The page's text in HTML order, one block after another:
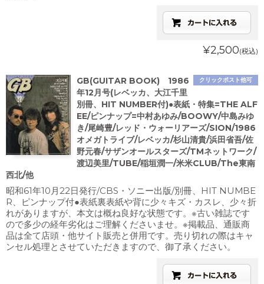
¥2,500(税込)
クリックポスト他可
GB(GUITAR BOOK) 1986
年12月号(レベッカ、大江千里
別冊、HIT NUMBER付)●表紙・特集=THE ALF
EE/ピンナップ=中村あゆみ/BOOWY/中島みゆ
き/尾崎豊/レッド・ウォーリアーズ/SION/1986
オメガトライブ/レベッカ/杉山清貴/浜田省吾/佐
野元春/サザンオールスターズ/TMネットワーク/
渡辺美里/TUBE/稲垣潤一/米米CLUB/The東南
西北/他
昭和61年10月22日発行/CBS・ソニー出版/別冊、HIT NUMBE
R、ピンナップ付●表紙裏表紙や背に少々キズ・カスレ、少々折
れがありますが、本文は概ね良好な状態です。※古い雑誌です
ので多少の経年劣化はご理解くださいませ。※掲載品、通販商
品は全て店頭・他サイト販売と併用です。売り切れの際はキャ
ンセル処理とさせていただきますので、御了承ください。